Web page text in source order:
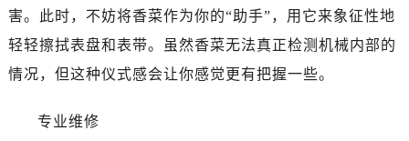
害。此时，不妨将香菜作为你的“助手”，用它来象征性地
轻轻擦拭表盘和表带。虽然香菜无法真正检测机械内部的
情况，但这种仪式感会让你感觉更有把握一些。
专业维修